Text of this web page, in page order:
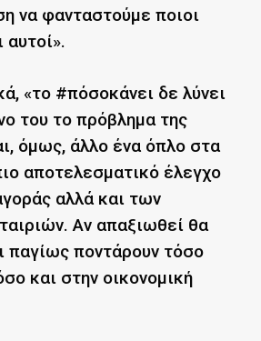
να φανταστούμε ποιοι
αυτοί».
«το #πόσοκάνει δε λύνει
του το πρόβλημα της
όμως, άλλο ένα όπλο στα
αποτελεσματικό έλεγχο
αλλά και των
Αν απαξιωθεί θα
παγίως ποντάρουν τόσο
και στην οικονομική